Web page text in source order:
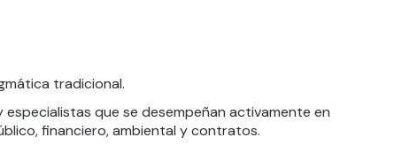
tradicional.
que se desempeñan activamente en
financiero, ambiental y contratos.